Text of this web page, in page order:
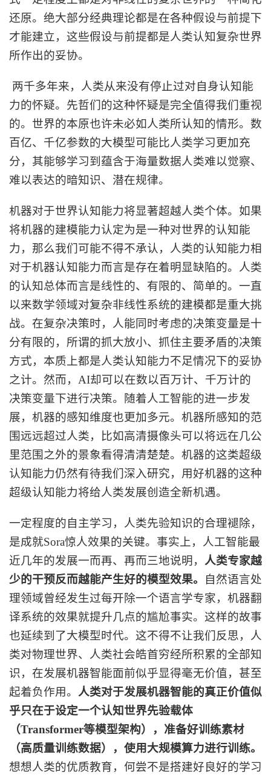
还原。绝大部分经典理论都是在各种假设与前提下
才能建立，这些假设与前提都是人类认知复杂世界
所作出的妥协。
两千多年来，人类从来没有停止过对自身认知能
力的怀疑。先哲们的这种怀疑是完全值得我们重视
的。世界的本原也许未必如人类所认知的情形。数
百亿、千亿参数的大模型可能比人类学习更加充
分，其能够学习到蕴含于海量数据人类难以觉察、
难以表达的暗知识、潜在规律。
机器对于世界认知能力将显著超越人类个体。如果
将机器的建模能力认定为是一种对世界的认知能
力，那么我们可能不得不承认，人类的认知能力相
对于机器认知能力而言是存在着明显缺陷的。人类
的认知总体而言是线性的、有限的、简单的。一直
以来数学领域对复杂非线性系统的建模都是重大挑
战。在复杂决策时，人能同时考虑的决策变量是十
分有限的，所谓的抓大放小、抓住主要矛盾的决策
方式，本质上都是人类认知能力不足情况下的妥协
之计。然而， AI却可以在数以百万计、千万计的
决策变量下进行决策。随着人工智能的进一步发
展，机器的感知维度也更加多元。机器所感知的范
围远远超过人类，比如高清摄像头可以将远在几公
里范围之外的景象看得清清楚楚。机器的这类超级
认知能力仍然有待我们深入研究，用好机器的这种
超级认知能力将给人类发展创造全新机遇。
一定程度的自主学习，人类先验知识的合理褪除，
是成就Sora惊人效果的关键。事实上，人工智能最
近几年的发展一而再、再而三地说明， 人类专家越
少的干预反而越能产生好的模型效果。
自然语言处
理领域曾经发生过每开除一个语言学专家，机器翻
译系统的效果就提升几点的尴尬事实。这样的故事
也延续到了大模型时代。这不得不让我们反思，人
类对物理世界、人类社会皓首穷经所积累的全部知
识，在发展机器智能面前似乎显得毫无价值，甚至
起着负作用。 人类对于发展机器智能的真正价值似
乎只在于设定一个认知世界先验载体
（Transformer等模型架构），准备好训练素材
（高质量训练数据），使用大规模算力进行训练。
想想人类的优质教育，何尝不是搭建好良好的学习